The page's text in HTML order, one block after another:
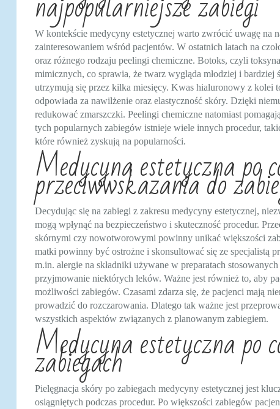
W kontekście medycyny estetycznej warto zwrócić uwagę na
zainteresowaniem wśród pacjentów. W ostatnich latach na
oraz różnego rodzaju peelingi chemiczne. Botoks, czyli
mimicznych, co sprawia, że twarz wygląda młodziej i
utrzymują się przez kilka miesięcy. Kwas hialuronowy z kolei
odpowiada za nawilżenie oraz elastyczność skóry. Dzięki
redukować zmarszczki. Peelingi chemiczne natomiast
tych popularnych zabiegów istnieje wiele innych procedur,
które również zyskują na popularności.
Medycyna estetyczna po
przeciwwskazania do
Decydując się na zabiegi z zakresu medycyny estetycznej,
mogą wpłynąć na bezpieczeństwo i skuteczność procedur.
skórnymi czy nowotworowymi powinny unikać większości
matki powinny być ostrożne i skonsultować się ze specjalistą
m.in. alergie na składniki używane w preparatach
przyjmowanie niektórych leków. Ważne jest również to, aby
możliwości zabiegów. Czasami zdarza się, że pacjenci mają
prowadzić do rozczarowania. Dlatego tak ważne jest
wszystkich aspektów związanych z planowanym zabiegiem.
Medycyna estetyczna po
zabiegach
Pielęgnacja skóry po zabiegach medycyny estetycznej jest
osiągniętych podczas procedur. Po większości zabiegów